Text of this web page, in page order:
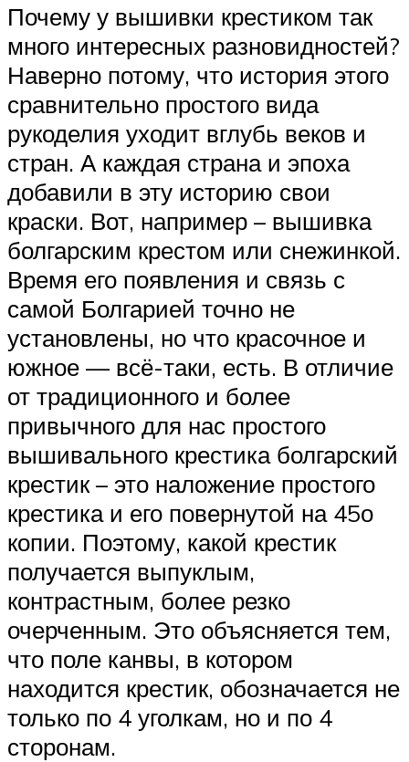
Почему у вышивки крестиком так
много интересных разновидностей?
Наверно потому, что история этого
сравнительно простого вида
рукоделия уходит вглубь веков и
стран. А каждая страна и эпоха
добавили в эту историю свои
краски. Вот, например – вышивка
болгарским крестом или снежинкой.
Время его появления и связь с
самой Болгарией точно не
установлены, но что красочное и
южное — всё-таки, есть. В отличие
от традиционного и более
привычного для нас простого
вышивального крестика болгарский
крестик – это наложение простого
крестика и его повернутой на 45о
копии. Поэтому, какой крестик
получается выпуклым,
контрастным, более резко
очерченным. Это объясняется тем,
что поле канвы, в котором
находится крестик, обозначается не
только по 4 уголкам, но и по 4
сторонам.